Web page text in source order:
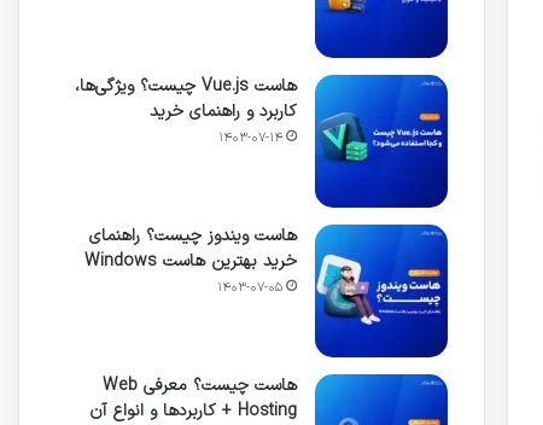
هاست Vue.js چیست؟ ویژگی‌ها،
کاربرد و راهنمای خرید
۱۴۰۳-۰۷-۱۴
هاست ویندوز چیست؟ راهنمای
خرید بهترین هاست Windows
۱۴۰۳-۰۷-۰۵
هاست چیست؟ معرفی Web
Hosting + کاربردها و انواع آن